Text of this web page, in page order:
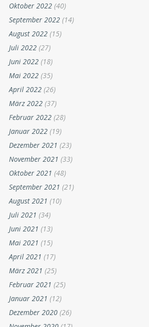
Oktober 2022 (40)
September 2022 (14)
August 2022 (15)
Juli 2022 (27)
Juni 2022 (18)
Mai 2022 (35)
April 2022 (26)
März 2022 (37)
Februar 2022 (28)
Januar 2022 (19)
Dezember 2021 (23)
November 2021 (33)
Oktober 2021 (48)
September 2021 (21)
August 2021 (10)
Juli 2021 (34)
Juni 2021 (13)
Mai 2021 (15)
April 2021 (17)
März 2021 (25)
Februar 2021 (25)
Januar 2021 (12)
Dezember 2020 (26)